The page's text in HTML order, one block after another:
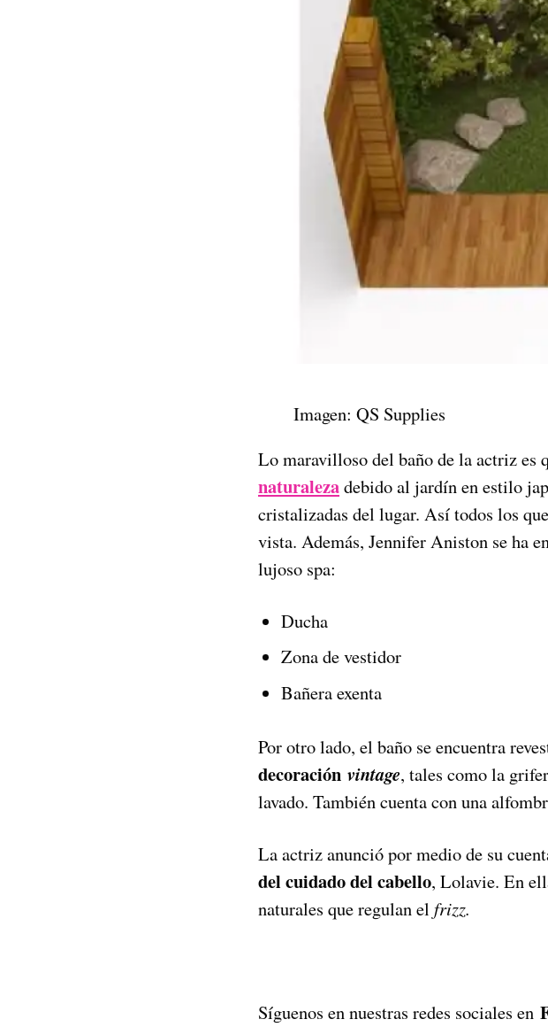
Imagen: QS Supplies
Lo maravilloso del baño de la actriz es
naturalezadebido al jardín en estilo
cristalizadas del lugar. Así todos los
vista. Además, Jennifer Aniston se ha
lujoso spa:
Ducha
Zona de vestidor
Bañera exenta
Por otro lado, el baño se encuentra
decoración vintage, tales como la
lavado. También cuenta con una
La actriz anunció por medio de su
del cuidado del cabello, Lolavie. En
naturales que regulan el frizz.
Síguenos en nuestras redes sociales en